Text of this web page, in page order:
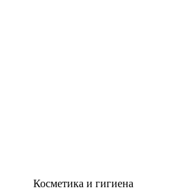
Косметика и гигиена